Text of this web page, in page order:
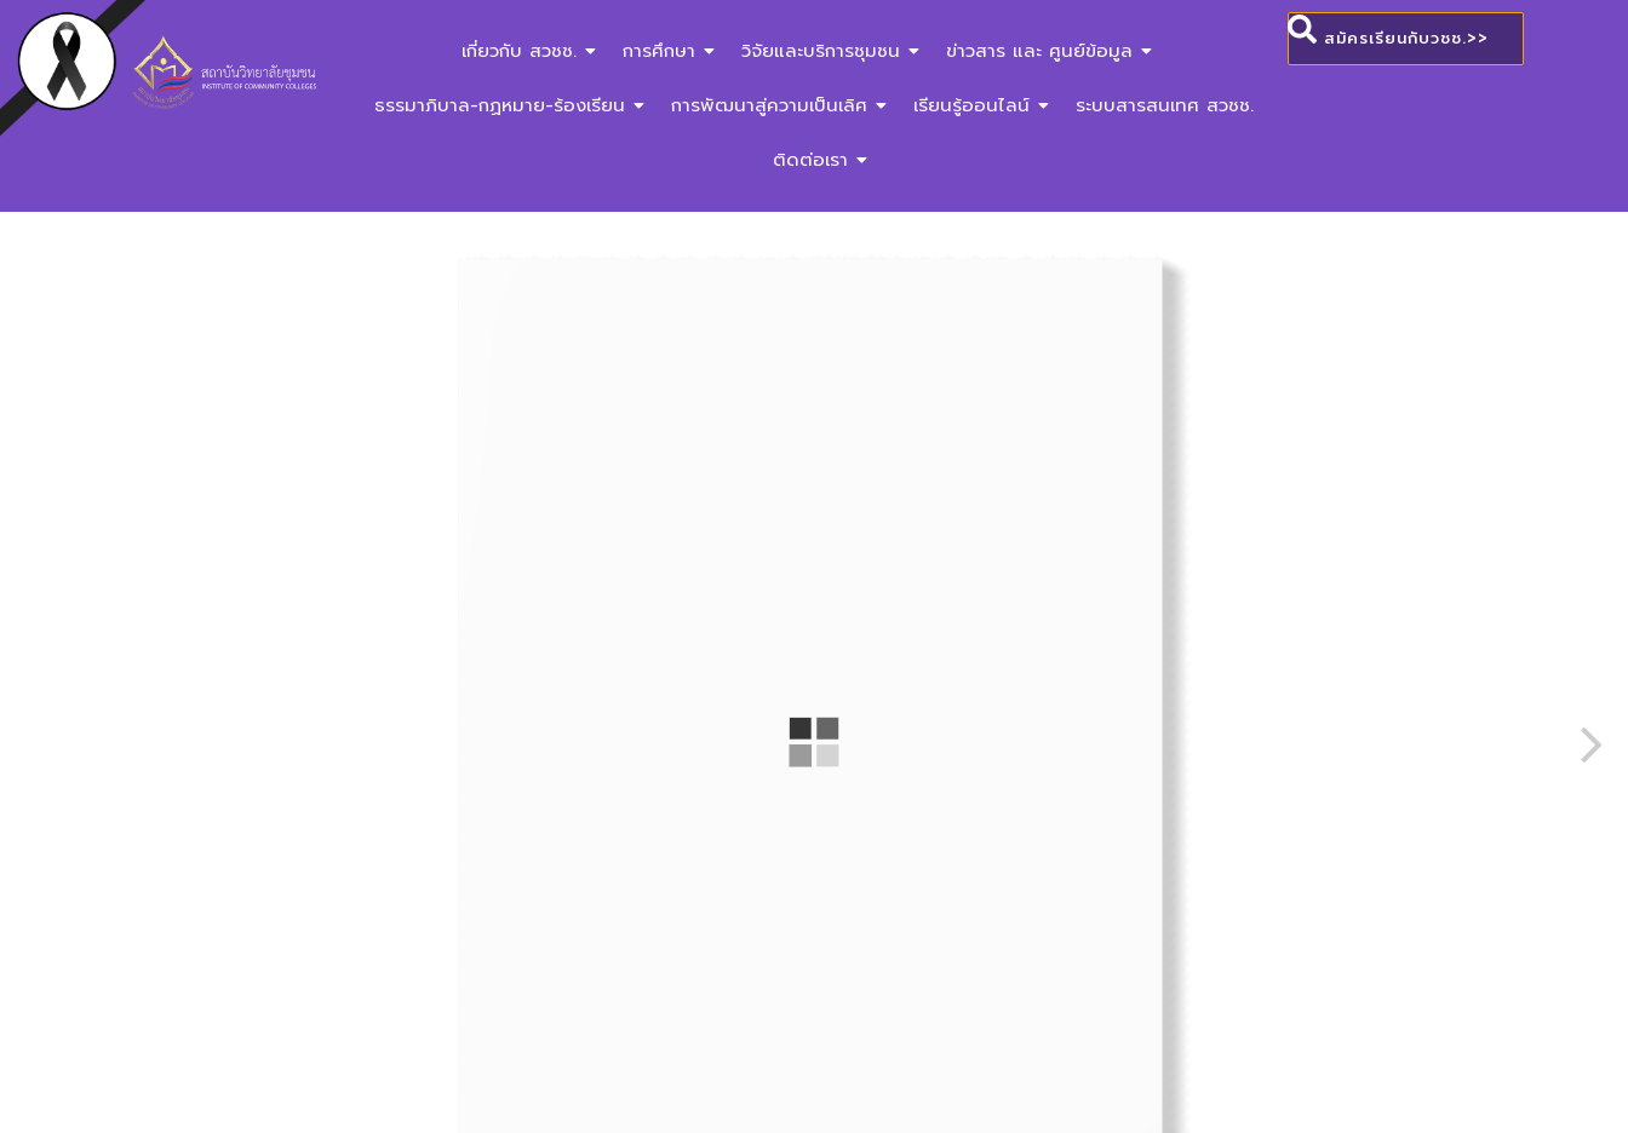
เกี่ยวกับ สวชช. การศึกษา วิจัยและบริการชุมชน ข่าวสาร และ ศูนย์ข้อมูล
ธรรมาภิบาล-กฏหมาย-ร้องเรียน การพัฒนาสู่ความเป็นเลิศ เรียนรู้ออนไลน์ ระบบสารสนเทศ สวชช.
ติดต่อเรา
สมัครเรียนกับวชช.>>